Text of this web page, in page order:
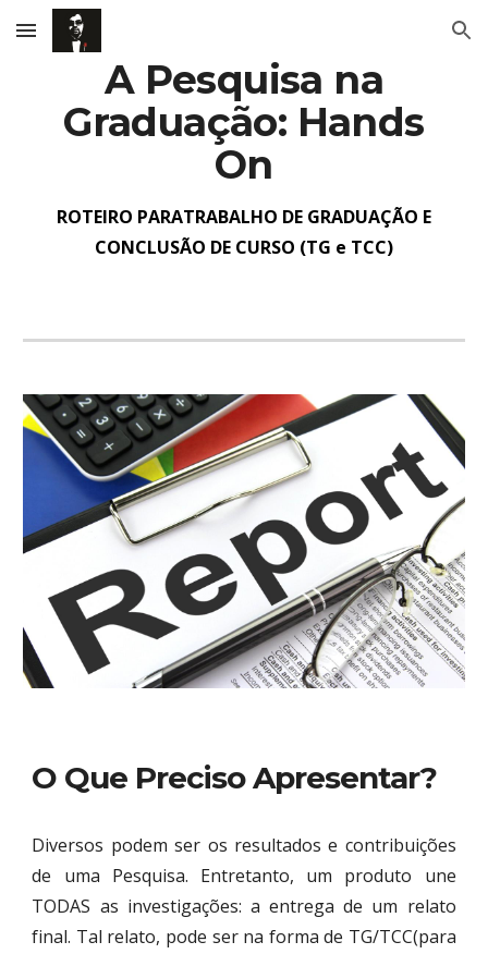
Skip to main content Skip to navigation
A Pesquisa na
Graduação: Hands
On
ROTEIRO PARATRABALHO DE GRADUAÇÃO E
CONCLUSÃO DE CURSO (TG e TCC)
O Que Preciso Apresentar?
Diversos podem ser os resultados e contribuições
de uma Pesquisa. Entretanto, um produto une
TODAS as investigações: a entrega de um relato
final. Tal relato, pode ser na forma de TG/TCC(para